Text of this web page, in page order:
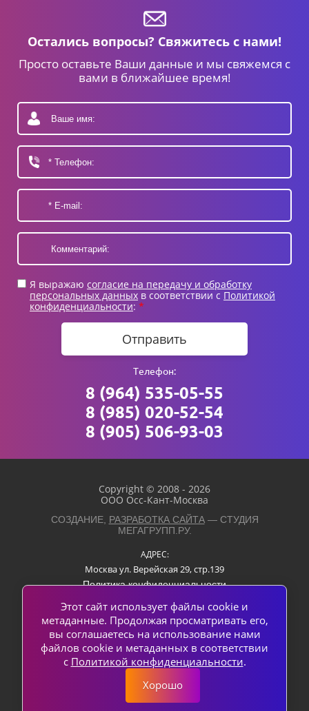
Остались вопросы? Свяжитесь с нами!
Просто оставьте Ваши данные и мы свяжемся с
вами в ближайшее время!
Я выражаю согласие на передачу и обработку
персональных данных в соответствии с Политикой
конфиденциальности: *
Отправить
Телефон:
8 (964) 535-05-55
8 (985) 020-52-54
8 (905) 506-93-03
Copyright © 2008 - 2026
ООО Осс-Кант-Москва
СОЗДАНИЕ, РАЗРАБОТКА САЙТА— СТУДИЯ
МЕГАГРУПП.РУ.
АДРЕС:
Москва ул. Верейская 29, стр.139
Политика конфиденциальности
ТЕЛЕФОН:
8 (964) 535-05-55
8 (985) 020-52-54
8 (905) 506-93-03
Этот сайт использует файлы cookie и
метаданные. Продолжая просматривать его,
вы соглашаетесь на использование нами
файлов cookie и метаданных в соответствии
с Политикой конфиденциальности.
Хорошо